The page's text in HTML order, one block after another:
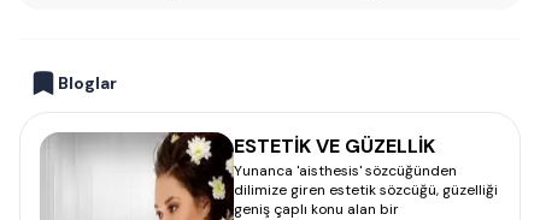
Bloglar
ESTETİK VE GÜZELLİK
Yunanca 'aisthesis' sözcüğünden
dilimize giren estetik sözcüğü, güzelliği
geniş çaplı konu alan bir